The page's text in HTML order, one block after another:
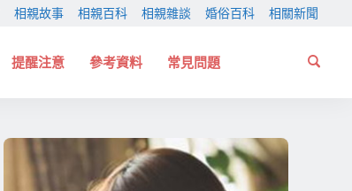
相親故事 相親百科 相親雜談 婚俗百科 相關新聞
提醒注意 參考資料 常見問題